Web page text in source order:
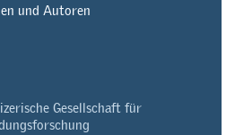
und Autoren
Gesellschaft für